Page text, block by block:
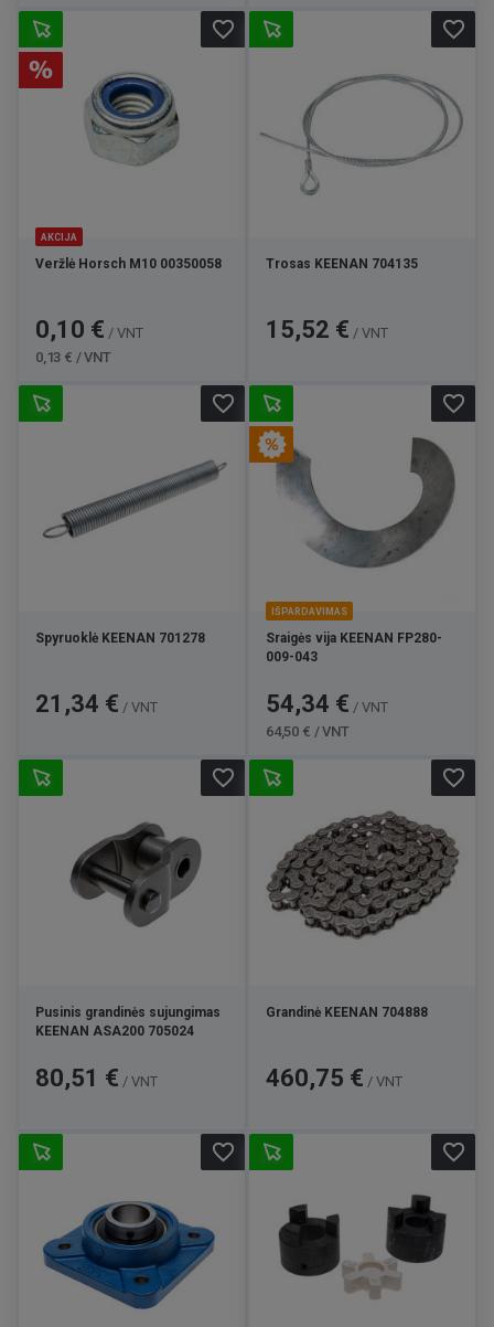
AKCIJA
Veržlė Horsch M10 00350058
Kaina
0,10 € / VNT
0,13 € / VNT
favorite_border
Trosas KEENAN 704135
Kaina
15,52 € / VNT
favorite_border
Spyruoklė KEENAN 701278
Kaina
21,34 € / VNT
favorite_border
IŠPARDAVIMAS
Sraigės vija KEENAN FP280-
009-043
Kaina
54,34 € / VNT
64,50 € / VNT
favorite_border
Pusinis grandinės sujungimas
KEENAN ASA200 705024
Kaina
80,51 € / VNT
favorite_border
Grandinė KEENAN 704888
Kaina
460,75 € / VNT
favorite_border
favorite_border favorite_border